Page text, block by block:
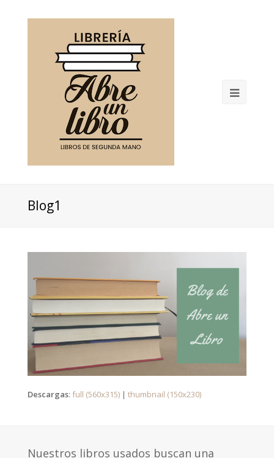
Open
Blog1
Descargas: full (560x315)| thumbnail (150x230)
Nuestros libros usados buscan una